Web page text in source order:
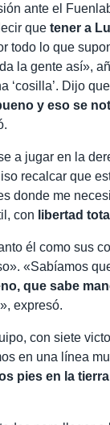
ante el
que tener a
todo lo que
la gente así»,
‘cosilla’. Dijo
y eso se
a jugar en la
recalcar que
donde me
con libertad
él como sus
«Sabíamos
que sabe
expresó.
con siete
en una línea
pies en la tierra